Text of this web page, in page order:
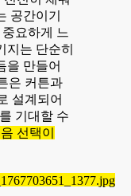
공간이기
요하게 느
지는 단순히
을 만들어
은 커튼과
설계되어
기대할 수
선택이